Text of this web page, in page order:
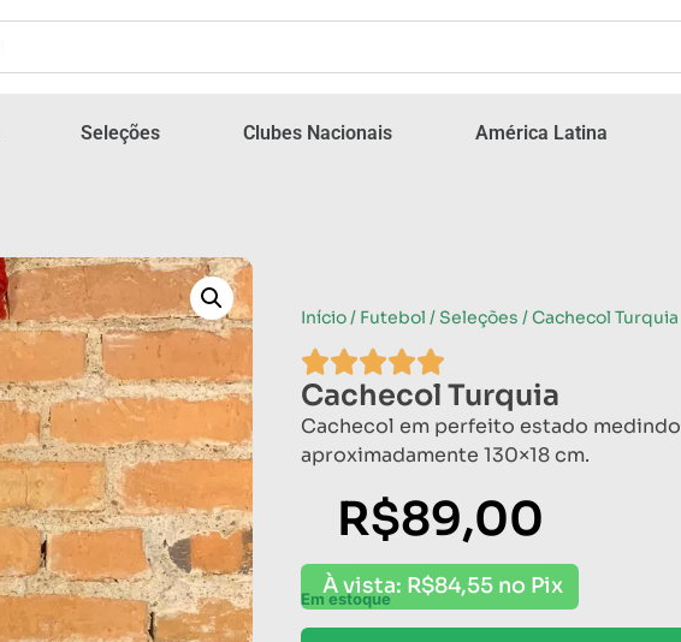
Seleções Clubes Nacionais América Latina
Início/ Futebol /Seleções / Cachecol Turquia
Cachecol Turquia
Cachecol em perfeito estado medindo
aproximadamente 130×18 cm.
R$89,00
À vista: R$84,55 no Pix
Em estoque